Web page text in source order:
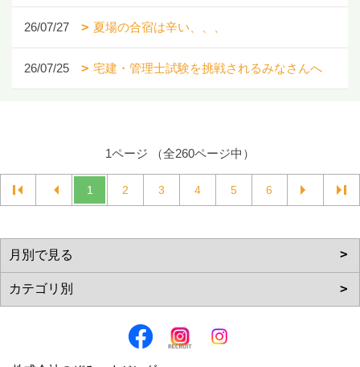
26/07/27 夏場の合宿は辛い、、、
26/07/25 宅建・管理士試験を挑戦されるみなさんへ
1ページ （全260ページ中）
1 2 3 4 5 6